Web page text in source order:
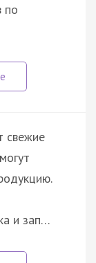
по
свежие
и зап…